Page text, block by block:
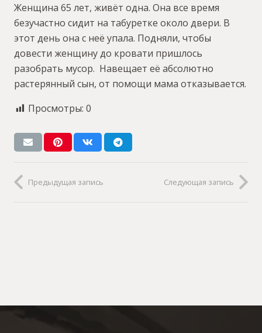
Женщина 65 лет, живёт одна. Она все время
безучастно сидит на табуретке около двери. В
этот день она с неё упала. Подняли, чтобы
довести женщину до кровати пришлось
разобрать мусор. Навещает её абсолютно
растерянный сын, от помощи мама отказывается.
Просмотры: 0
Предыдущая запись Следующая запись